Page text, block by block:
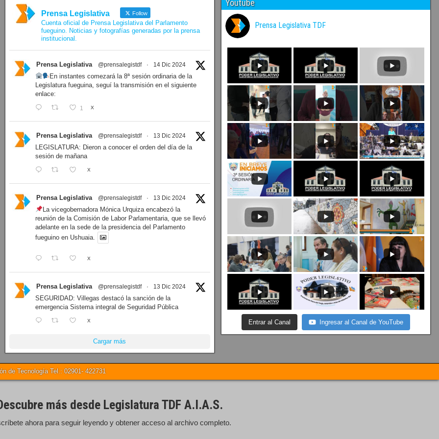
Prensa Legislativa Follow
Cuenta oficial de Prensa Legislativa del Parlamento
fueguino. Noticias y fotografías generadas por la prensa
institucional.
Prensa Legislativa @prensalegistdf · 14 Dic 2024
En instantes comezará la 8ª sesión ordinaria de la
Legislatura fueguina, seguí la transmisión en el siguiente
enlace:
1 X
Prensa Legislativa @prensalegistdf · 13 Dic 2024
LEGISLATURA: Dieron a conocer el orden del día de la
sesión de mañana
X
Prensa Legislativa @prensalegistdf · 13 Dic 2024
La vicegobernadora Mónica Urquiza encabezó la
reunión de la Comisión de Labor Parlamentaria, que se llevó
adelante en la sede de la presidencia del Parlamento
fueguino en Ushuaia.
X
Prensa Legislativa @prensalegistdf · 13 Dic 2024
SEGURIDAD: Villegas destacó la sanción de la
emergencia Sistema integral de Seguridad Pública
X
Cargar más
Youtube
Prensa Legislativa TDF
Entrar al Canal Ingresar al Canal de YouTube
de Tecnología Tel.: 02901- 422731
más desde Legislatura TDF A.I.A.S.
ahora para seguir leyendo y obtener acceso al archivo completo.